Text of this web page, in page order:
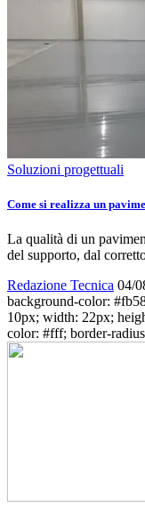
Soluzioni progettuali
Come si realizza un
La qualità di un
del supporto, dal
Redazione Tecnica 04/
background-color:
10px; width: 22px;
color: #fff; border-